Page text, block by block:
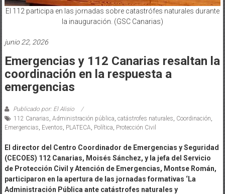
El 112 participa en las jornadas sobre catastrófes naturales durante
la inauguración. (GSC Canarias)
junio 22, 2026
Emergencias y 112 Canarias resaltan la
coordinación en la respuesta a
emergencias
Publicado por: El Alisio
112 Canarias Administración pública catástrofes naturales Coordinación
Emergencias Eventos PLATECA Política Protección Civil
El director del Centro Coordinador de Emergencias y Seguridad
(CECOES) 112 Canarias, Moisés Sánchez, y la jefa del Servicio
de Protección Civil y Atención de Emergencias, Montse Román,
participaron en la apertura de las jornadas formativas ‘La
Administración Pública ante catástrofes naturales y